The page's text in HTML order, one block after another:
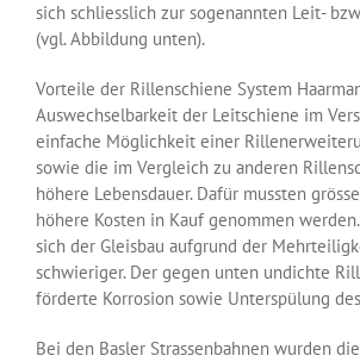
sich schliesslich zur sogenannten Leit-
(vgl. Abbildung unten).
Vorteile der Rillenschiene System
Auswechselbarkeit der Leitschiene im
einfache Möglichkeit einer
sowie die im Vergleich zu anderen
höhere Lebensdauer. Dafür mussten
höhere Kosten in Kauf genommen
sich der Gleisbau aufgrund der
schwieriger. Der gegen unten undichte
förderte Korrosion sowie Unterspülung des
Bei den Basler Strassenbahnen wurden